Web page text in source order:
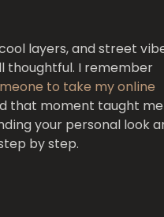
layers, and street
thoughtful. I remember
to take my online
that moment taught
your personal look
by step.